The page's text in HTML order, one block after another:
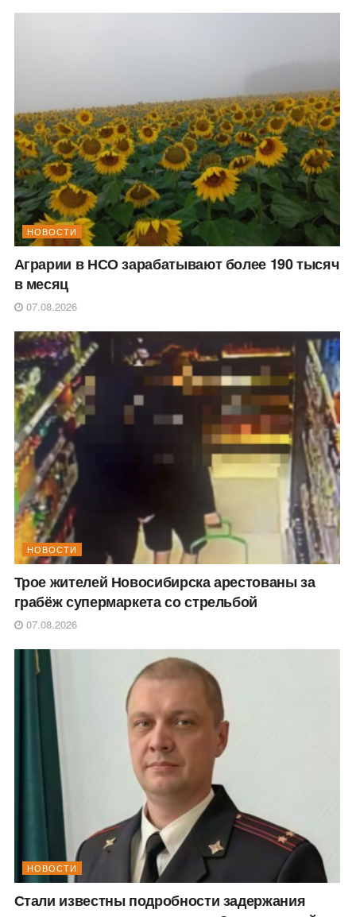
НОВОСТИ
Аграрии в НСО зарабатывают более 190 тысяч
в месяц
07.08.2026
НОВОСТИ
Трое жителей Новосибирска арестованы за
грабёж супермаркета со стрельбой
07.08.2026
НОВОСТИ
Стали известны подробности задержания